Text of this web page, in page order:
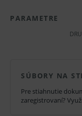
GS-80
pozitívna
voľba
PARAMETRE
SÚBORY NA
Pre stiahnutie
zaregistrovaní?